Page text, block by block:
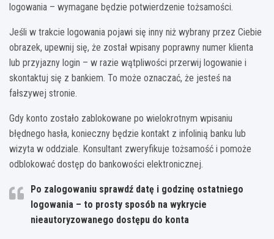
logowania – wymagane będzie potwierdzenie tożsamości.
Jeśli w trakcie logowania pojawi się inny niż wybrany przez Ciebie
obrazek, upewnij się, że został wpisany poprawny numer klienta
lub przyjazny login – w razie wątpliwości przerwij logowanie i
skontaktuj się z bankiem. To może oznaczać, że jesteś na
fałszywej stronie.
Gdy konto zostało zablokowane po wielokrotnym wpisaniu
błędnego hasła, konieczny będzie kontakt z infolinią banku lub
wizyta w oddziale. Konsultant zweryfikuje tożsamość i pomoże
odblokować dostęp do bankowości elektronicznej.
Po zalogowaniu sprawdź datę i godzinę ostatniego
logowania – to prosty sposób na wykrycie
nieautoryzowanego dostępu do konta